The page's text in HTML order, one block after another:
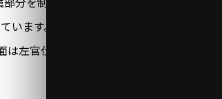
分を制作しました。
います。
左官仕上げという職人的なスツールです。